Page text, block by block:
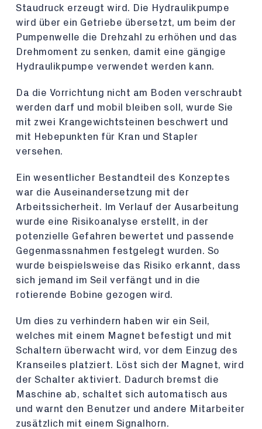
Staudruck erzeugt wird. Die Hydraulikpumpe
wird über ein Getriebe übersetzt, um beim der
Pumpenwelle die Drehzahl zu erhöhen und das
Drehmoment zu senken, damit eine gängige
Hydraulikpumpe verwendet werden kann.
Da die Vorrichtung nicht am Boden verschraubt
werden darf und mobil bleiben soll, wurde Sie
mit zwei Krangewichtsteinen beschwert und
mit Hebepunkten für Kran und Stapler
versehen.
Ein wesentlicher Bestandteil des Konzeptes
war die Auseinandersetzung mit der
Arbeitssicherheit. Im Verlauf der Ausarbeitung
wurde eine Risikoanalyse erstellt, in der
potenzielle Gefahren bewertet und passende
Gegenmassnahmen festgelegt wurden. So
wurde beispielsweise das Risiko erkannt, dass
sich jemand im Seil verfängt und in die
rotierende Bobine gezogen wird.
Um dies zu verhindern haben wir ein Seil,
welches mit einem Magnet befestigt und mit
Schaltern überwacht wird, vor dem Einzug des
Kranseiles platziert. Löst sich der Magnet, wird
der Schalter aktiviert. Dadurch bremst die
Maschine ab, schaltet sich automatisch aus
und warnt den Benutzer und andere Mitarbeiter
zusätzlich mit einem Signalhorn.